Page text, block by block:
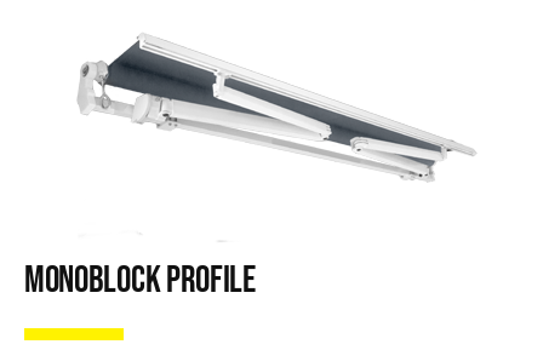
Monoblock Profile